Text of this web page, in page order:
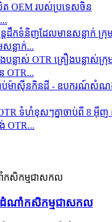
ន្លាក់...
OTR...
OTR...
ដំណាំ​កសិកម្ម​ជា​សកល